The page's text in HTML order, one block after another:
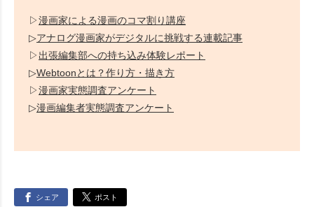
▷漫画家による漫画のコマ割り講座
▷アナログ漫画家がデジタルに挑戦する連載記事
▷ 出張編集部への持ち込み体験レポート
▷Webtoonとは？作り方・描き方
▷漫画家実態調査アンケート
▷漫画編集者実態調査アンケート
シェア ポスト